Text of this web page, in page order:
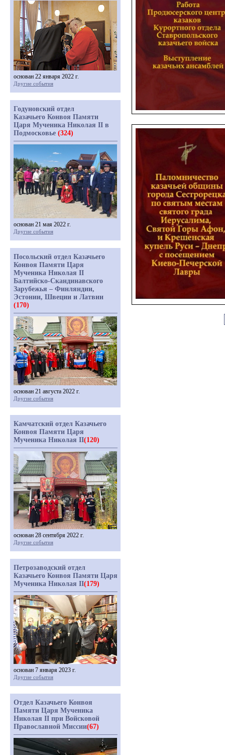
основан 22 января 2022 г.
Другие события
Годуновский отдел
Казачьего Конвоя Памяти
Царя Мученика Николая II в
Подмосковье (324)
основан 21 мая 2022 г.
Другие события
Посольский отдел Казачьего
Конвоя Памяти Царя
Мученика Николая II
Балтийско-Скандинавского
Зарубежья – Финляндии,
Эстонии, Швеции и Латвии
(170)
основан 21 августа 2022 г.
Другие события
Камчатский отдел Казачьего
Конвоя Памяти Царя
Мученика Николая II(120)
основан 28 сентября 2022 г.
Другие события
Петрозаводский отдел
Казачьего Конвоя Памяти Царя
Мученика Николая II(179)
основан 7 января 2023 г.
Другие события
Отдел Казачьего Конвоя
Памяти Царя Мученика
Николая II при Войсковой
Православной Миссии(67)